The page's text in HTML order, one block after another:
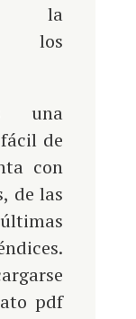
la
los
una
de
con
de las
pdf